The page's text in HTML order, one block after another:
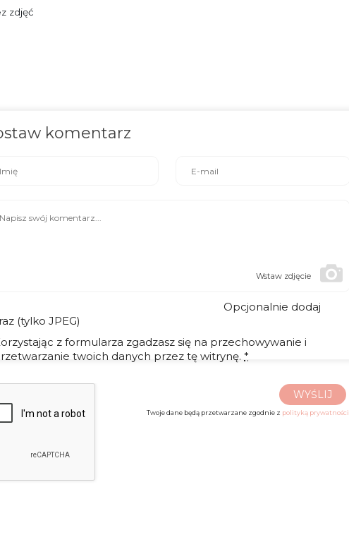
zdjęć
komentarz
Wstaw zdjęcie
Opcjonalnie dodaj
(tylko JPEG)
z formularza zgadzasz się na przechowywanie i
twoich danych przez tę witrynę. *
WYŚLIJ
Twoje dane będą przetwarzane zgodnie z polityką prywatności.